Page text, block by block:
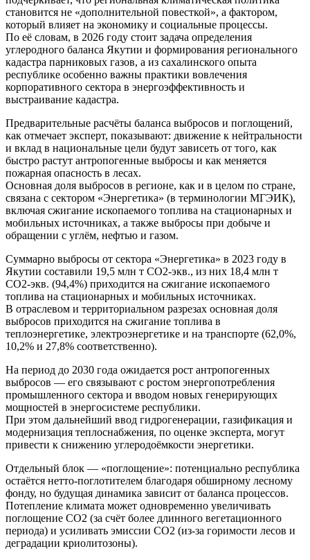
становится не «дополнительной повесткой», а фактором,
который влияет на экономику и социальные процессы.
По её словам, в 2026 году стоит задача определения
углеродного баланса Якутии и формирования регионального
кадастра парниковых газов, а из сахалинского опыта
республике особенно важны практики вовлечения
корпоративного сектора в энергоэффективность и
выстраивание кадастра.
Предварительные расчёты баланса выбросов и поглощений,
как отмечает эксперт, показывают: движение к нейтральности
и вклад в национальные цели будут зависеть от того, как
быстро растут антропогенные выбросы и как меняется
пожарная опасность в лесах.
Основная доля выбросов в регионе, как и в целом по стране,
связана с сектором «Энергетика» (в терминологии МГЭИК),
включая сжигание ископаемого топлива на стационарных и
мобильных источниках, а также выбросы при добыче и
обращении с углём, нефтью и газом.
Суммарно выбросы от сектора «Энергетика» в 2023 году в
Якутии составили 19,5 млн т СО2-экв., из них 18,4 млн т
СО2-экв. (94,4%) приходится на сжигание ископаемого
топлива на стационарных и мобильных источниках.
В отраслевом и территориальном разрезах основная доля
выбросов приходится на сжигание топлива в
теплоэнергетике, электроэнергетике и на транспорте (62,0%,
10,2% и 27,8% соответственно).
На период до 2030 года ожидается рост антропогенных
выбросов — его связывают с ростом энергопотребления
промышленного сектора и вводом новых генерирующих
мощностей в энергосистеме республики.
При этом дальнейший ввод гидрогенерации, газификация и
модернизация теплоснабжения, по оценке эксперта, могут
привести к снижению углеродоёмкости энергетики.
Отдельный блок — «поглощение»: потенциально республика
остаётся нетто‑поглотителем благодаря обширному лесному
фонду, но будущая динамика зависит от баланса процессов.
Потепление климата может одновременно увеличивать
поглощение CO2 (за счёт более длинного вегетационного
периода) и усиливать эмиссии CO2 (из‑за горимости лесов и
деградации криолитозоны).